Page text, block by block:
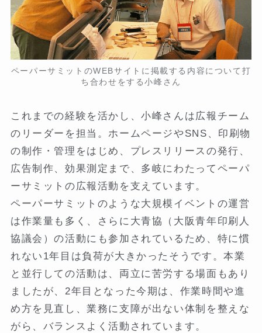
ペーパーサミットのWEBサイトに掲載する内容について打
ち合わせをする小峰さん
これまでの経験を活かし、小峰さんは広報チーム
のリーダーを担当。ホームページやSNS、印刷物
の制作・管理をはじめ、プレスリリースの発行、
広告制作、効果測定まで、多岐にわたってペーパ
ーサミットの広報活動を支えています。
ペーパーサミットのような大規模イベントの運営
は作業量も多く、さらに大青協（大阪青年印刷人
協議会）の活動にも参加されているため、特に慣
れない1年目は負荷が大きかったそうです。本業
と並行しての活動は、両立に苦労する場面もあり
ましたが、2年目となった今期は、作業時間や進
め方を見直し、業務に支障が出ない体制を整えな
がら、バランスよく活動されています。